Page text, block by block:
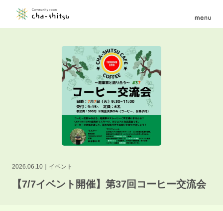
2026.06.10 イベント
【7/7イベント開催】第37回コーヒー交流会